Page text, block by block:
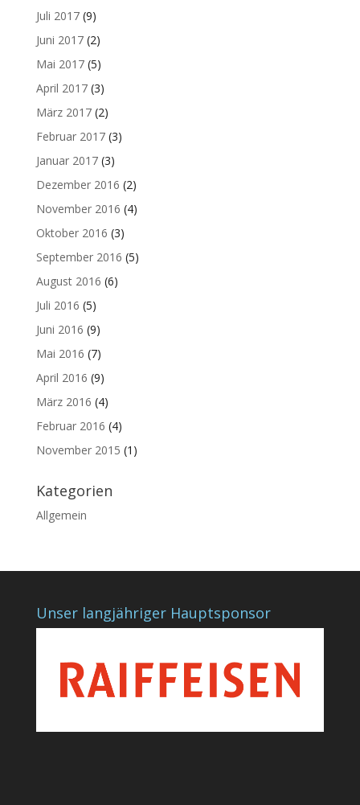
Juli 2017(9)
Juni 2017(2)
Mai 2017(5)
April 2017(3)
März 2017(2)
Februar 2017(3)
Januar 2017(3)
Dezember 2016 (2)
November 2016 (4)
Oktober 2016 (3)
September 2016 (5)
August 2016 (6)
Juli 2016 (5)
Juni 2016 (9)
Mai 2016 (7)
April 2016 (9)
März 2016 (4)
Februar 2016 (4)
November 2015 (1)
Kategorien
Allgemein
Unser langjähriger Hauptsponsor